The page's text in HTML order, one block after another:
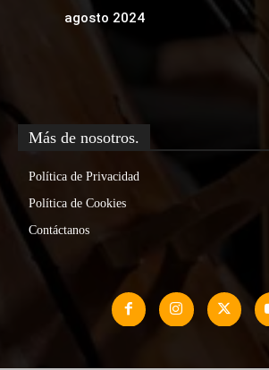
agosto 2024
Más de nosotros.
Política de Privacidad
Política de Cookies
Contáctanos